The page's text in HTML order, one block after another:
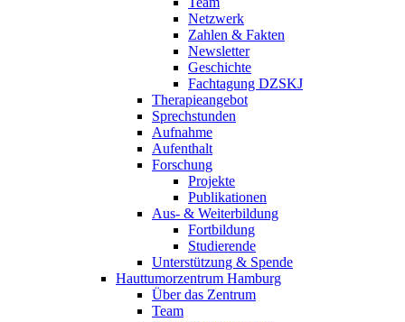
Netzwerk
Zahlen & Fakten
Newsletter
Geschichte
Fachtagung DZSKJ
Therapieangebot
Sprechstunden
Aufnahme
Aufenthalt
Forschung
Projekte
Publikationen
Aus- & Weiterbildung
Fortbildung
Studierende
Unterstützung & Spende
Hauttumorzentrum Hamburg
Über das Zentrum
Team